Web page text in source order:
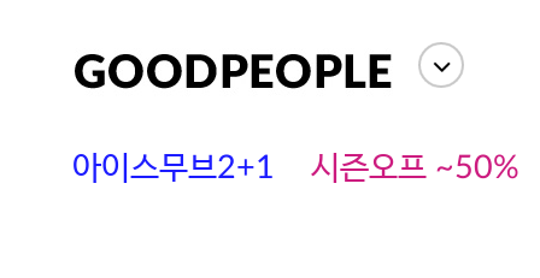
아이스무브2+1 시즌오프 ~50%